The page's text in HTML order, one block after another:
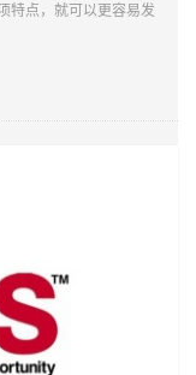
特点，就可以更容易发